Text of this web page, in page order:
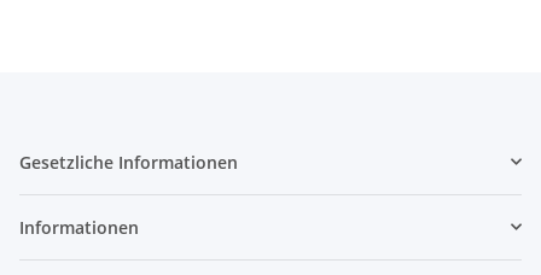
Gesetzliche Informationen
Informationen